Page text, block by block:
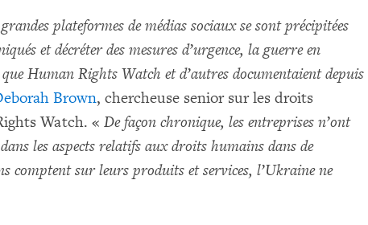
plateformes de médias sociaux se sont précipitées
et décréter des mesures d’urgence, la guerre en
Human Rights Watch et d’autres documentaient depuis
Brown, chercheuse senior sur les droits
Watch. « De façon chronique, les entreprises n’ont
les aspects relatifs aux droits humains dans de
comptent sur leurs produits et services, l’Ukraine ne